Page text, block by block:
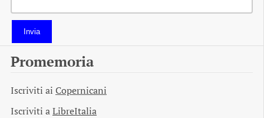
Invia
Promemoria
Iscriviti ai Copernicani
Iscriviti aLibreItalia